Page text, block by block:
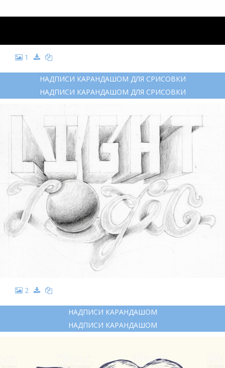
1
НАДПИСИ КАРАНДАШОМ ДЛЯ СРИСОВКИ
НАДПИСИ КАРАНДАШОМ ДЛЯ СРИСОВКИ
2
НАДПИСИ КАРАНДАШОМ
НАДПИСИ КАРАНДАШОМ